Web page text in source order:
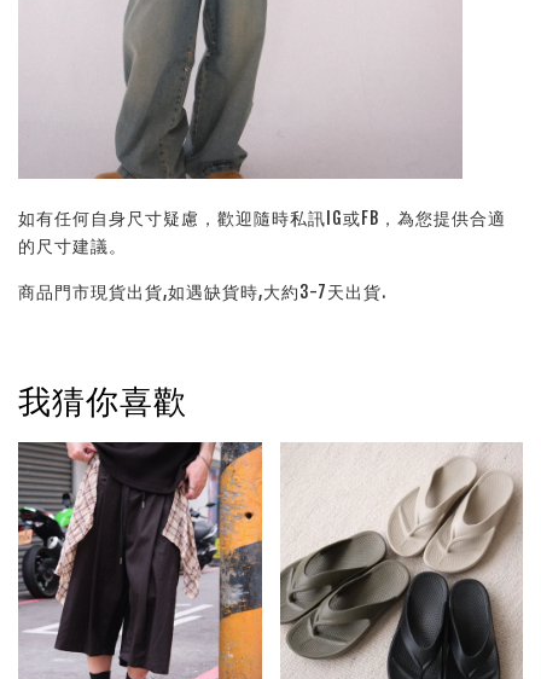
如有任何自身尺寸疑慮，歡迎隨時私訊IG或FB，為您提供合適
的尺寸建議。
商品門市現貨出貨,如遇缺貨時,大約3-7天出貨.
我猜你喜歡